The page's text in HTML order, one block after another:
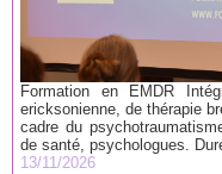
Formation en EMDR
ericksonienne, de thérapie
cadre du
de santé, psychologues.
13/11/2026